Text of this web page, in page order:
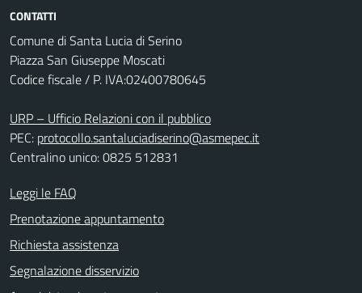
CONTATTI
Comune di Santa Lucia di Serino
Piazza San Giuseppe Moscati
Codice fiscale / P. IVA:02400780645
URP – Ufficio Relazioni con il pubblico
PEC: protocollo.santaluciadiserino@asmepec.it
Centralino unico: 0825 512831
Leggi le FAQ
Prenotazione appuntamento
Richiesta assistenza
Segnalazione disservizio